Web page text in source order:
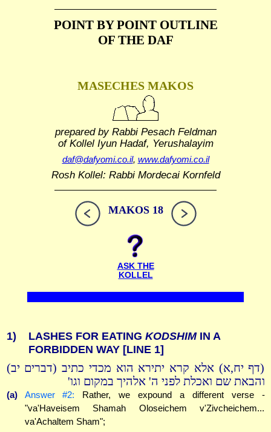
POINT BY POINT OUTLINE
OF THE DAF
MASECHES MAKOS
prepared by Rabbi Pesach Feldman
of Kollel Iyun Hadaf, Yerushalayim
daf@dafyomi.co.il, www.dafyomi.co.il
Rosh Kollel: Rabbi Mordecai Kornfeld
MAKOS 18
ASK THE
KOLLEL
1) LASHES FOR EATING KODSHIMIN A
FORBIDDEN WAY [LINE 1]
(דף יח,א) אלא קרא יתירא הוא מכדי כתיב (דברים יב)
והבאת שם ואכלת לפני ה' אלהיך במקום וגו'
(a) Answer #2: Rather, we expound a different verse -
"va'Haveisem Shamah Oloseichem v'Zivcheichem...
va'Achaltem Sham";